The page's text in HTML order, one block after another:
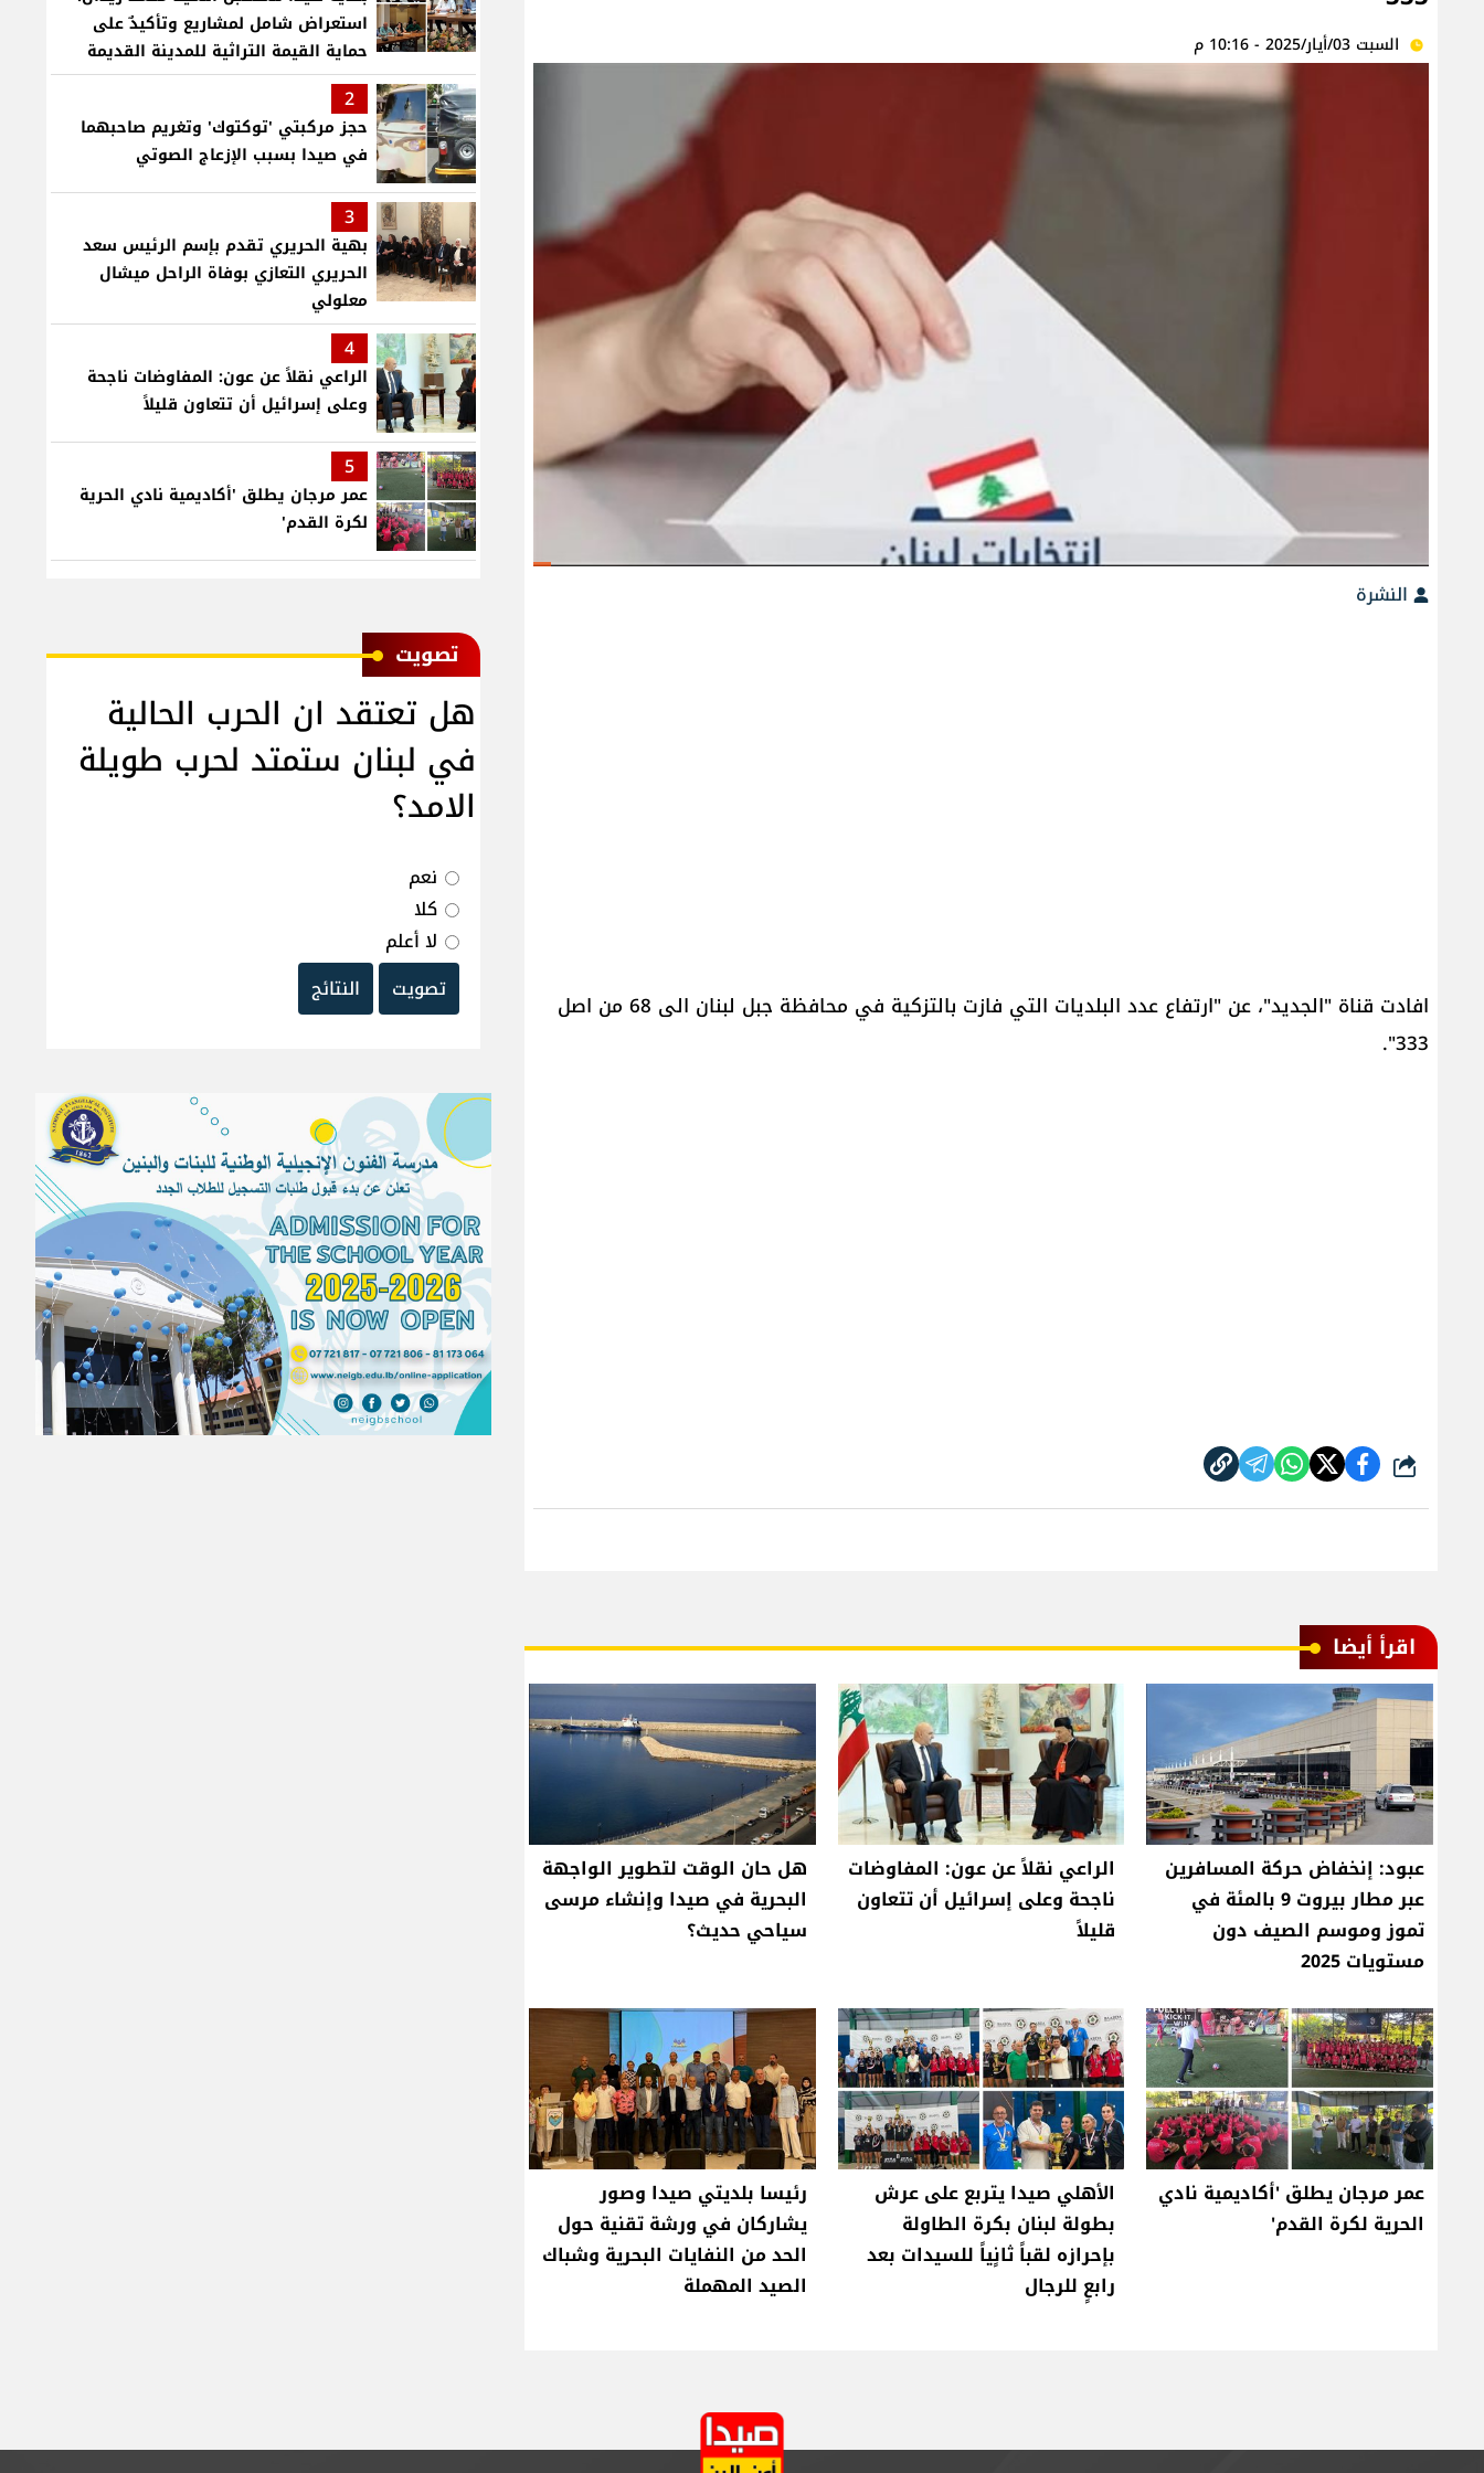
السبت 03/أيار/2025 - 10:16 م
النشرة
افادت قناة "الجديد"، عن "ارتفاع عدد البلديات التي فازت بالتزكية في محافظة جبل لبنان الى 68 من اصل
333".
شارك
اقرأ أيضا
عبود: إنخفاض حركة المسافرين
عبر مطار بيروت 9 بالمئة في
تموز وموسم الصيف دون
مستويات 2025
الراعي نقلاً عن عون: المفاوضات
ناجحة وعلى إسرائيل أن تتعاون
قليلاً
هل حان الوقت لتطوير الواجهة
البحرية في صيدا وإنشاء مرسى
سياحي حديث؟
عمر مرجان يطلق 'أكاديمية نادي
الحرية لكرة القدم'
الأهلي صيدا يتربع على عرش
بطولة لبنان بكرة الطاولة
بإحرازه لقباً ثانٍياً للسيدات بعد
رابعٍ للرجال
رئيسا بلديتي صيدا وصور
يشاركان في ورشة تقنية حول
الحد من النفايات البحرية وشباك
الصيد المهملة
استعراض شامل لمشاريع وتأكيدٌ على
حماية القيمة التراثية للمدينة القديمة
2
حجز مركبتي 'توكتوك' وتغريم صاحبهما
في صيدا بسبب الإزعاج الصوتي
3
بهية الحريري تقدم بإسم الرئيس سعد
الحريري التعازي بوفاة الراحل ميشال
معلولي
4
الراعي نقلاً عن عون: المفاوضات ناجحة
وعلى إسرائيل أن تتعاون قليلاً
5
عمر مرجان يطلق 'أكاديمية نادي الحرية
لكرة القدم'
ﺗﺼﻮﻳﺖ
هل تعتقد ان الحرب الحالية
في لبنان ستمتد لحرب طويلة
الامد؟
نعم
كلا
لا أعلم
تصويت
النتائج